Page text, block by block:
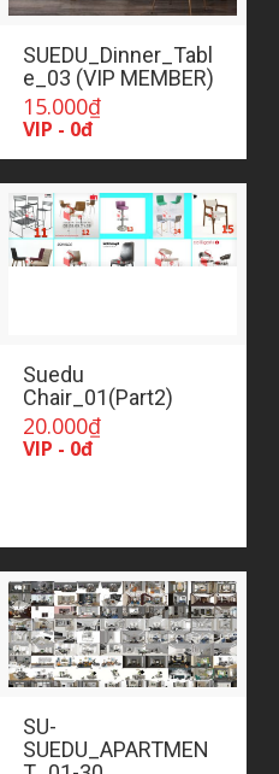
SUEDU_Dinner_Tabl
e_03 (VIP MEMBER)
15.000₫
VIP - 0đ
Suedu
Chair_01(Part2)
20.000₫
VIP - 0đ
SU-
SUEDU_APARTMEN